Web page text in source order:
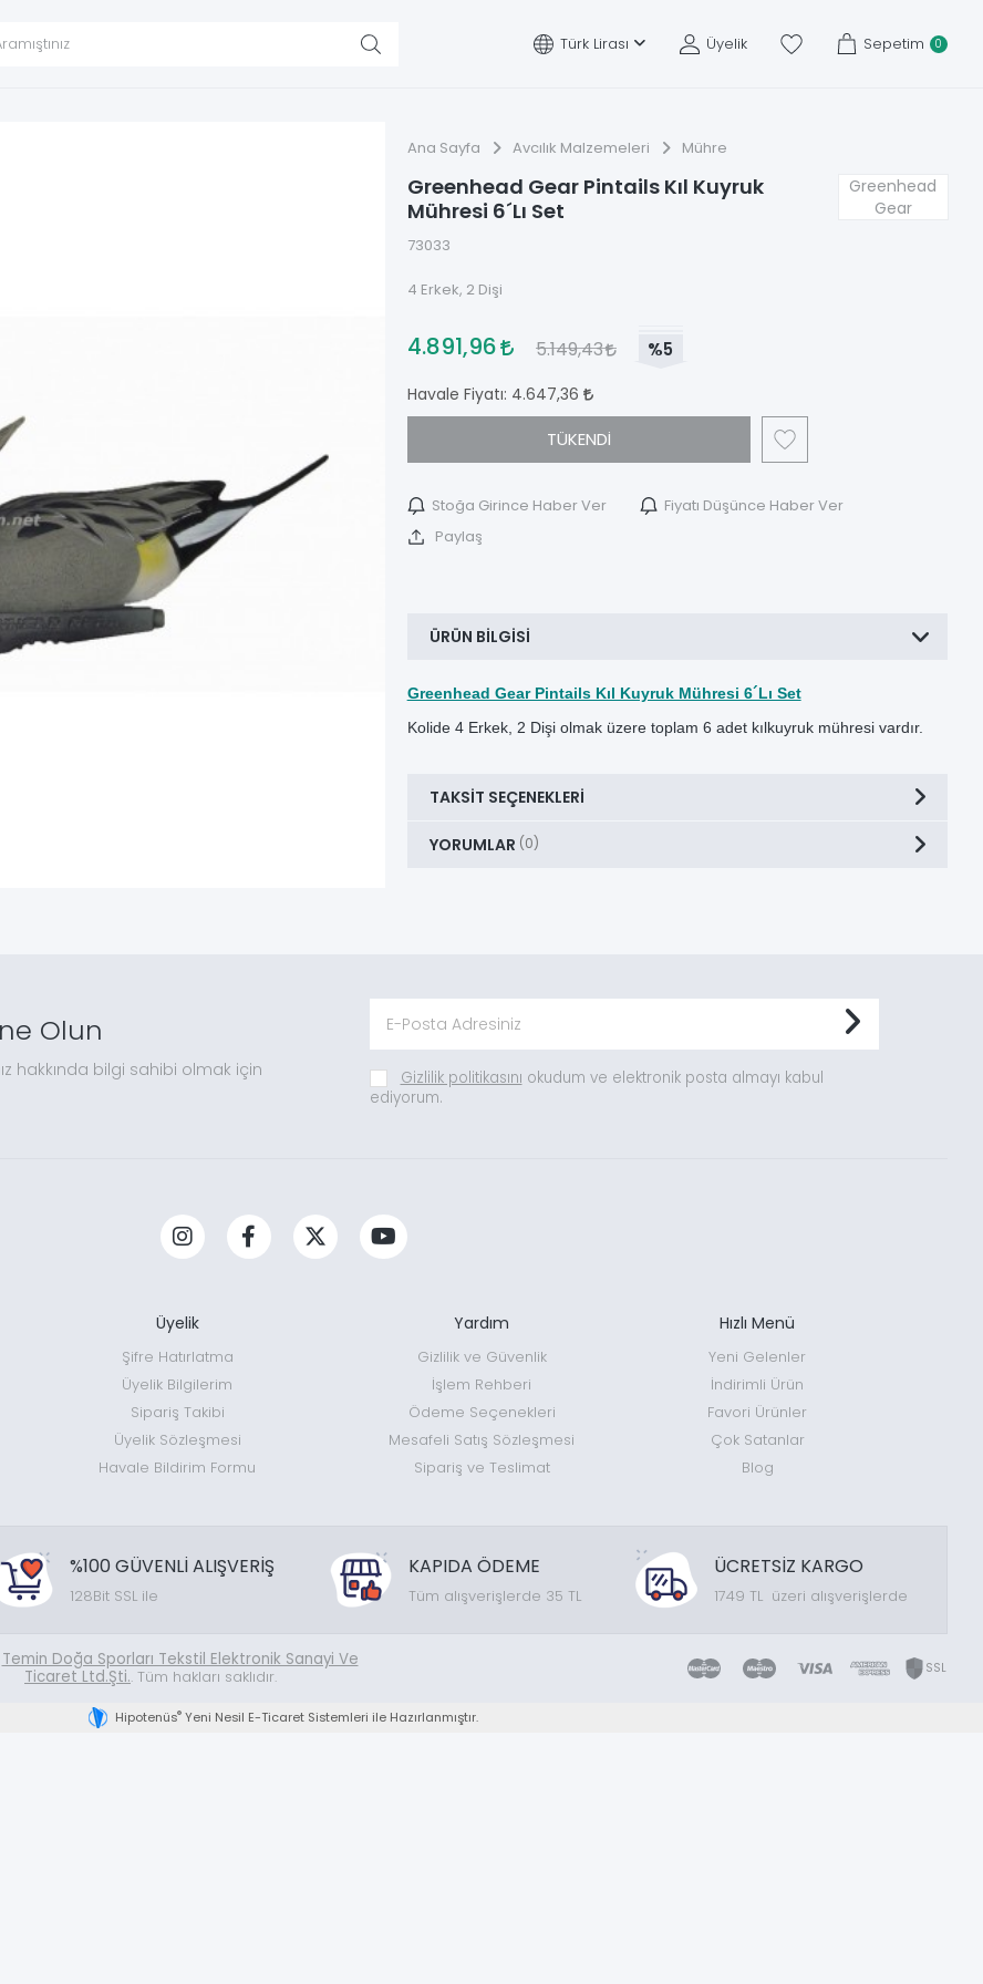
Türk Lirası Üyelik Sepetim 0
Ana Sayfa Avcılık Malzemeleri Mühre
Greenhead Gear Pintails Kıl Kuyruk
Mühresi 6´Lı Set
73033
Greenhead
Gear
4 Erkek, 2 Dişi
4.891,96 5.149,43 %5
Havale Fiyatı: 4.647,36
TÜKENDİ
Stoğa Girince Haber Ver Fiyatı Düşünce Haber Ver
Paylaş
ÜRÜN BILGISI
Greenhead Gear Pintails Kıl Kuyruk Mühresi 6´Lı Set
Kolide 4 Erkek, 2 Dişi olmak üzere toplam 6 adet kılkuyruk mühresi vardır.
TAKSIT SEÇENEKLERI
YORUMLAR (0)
Olun
hakkında bilgi sahibi olmak için
Gizlilik politikasını okudum ve elektronik posta almayı kabul
ediyorum.
Üyelik
Şifre Hatırlatma
Üyelik Bilgilerim
Sipariş Takibi
Üyelik Sözleşmesi
Havale Bildirim Formu
Yardım
Gizlilik ve Güvenlik
İşlem Rehberi
Ödeme Seçenekleri
Mesafeli Satış Sözleşmesi
Sipariş ve Teslimat
Hızlı Menü
Yeni Gelenler
İndirimli Ürün
Favori Ürünler
Çok Satanlar
Blog
%100 GÜVENLİ ALIŞVERİŞ
128Bit SSL ile
KAPIDA ÖDEME
Tüm alışverişlerde 35 TL
ÜCRETSİZ KARGO
1749 TL üzeri alışverişlerde
Temin Doğa Sporları Tekstil Elektronik Sanayi Ve
Ticaret Ltd.Şti. . Tüm hakları saklıdır.
Hipotenüs®Yeni Nesil E-Ticaret Sistemleri ile Hazırlanmıştır.